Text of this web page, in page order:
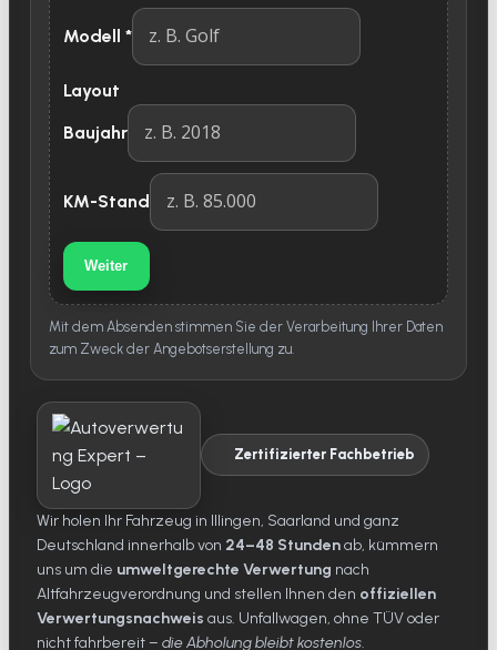
Modell *
Layout
Baujahr
KM-Stand
Weiter
Mit dem Absenden stimmen Sie der Verarbeitung Ihrer Daten
zum Zweck der Angebotserstellung zu.
Zertifizierter Fachbetrieb
Wir holen Ihr Fahrzeug in Illingen, Saarland und ganz
Deutschland innerhalb von 24–48 Stundenab, kümmern
uns um die umweltgerechte Verwertung nach
Altfahrzeugverordnung und stellen Ihnen den offiziellen
Verwertungsnachweis aus. Unfallwagen, ohne TÜV oder
nicht fahrbereit – die Abholung bleibt kostenlos.